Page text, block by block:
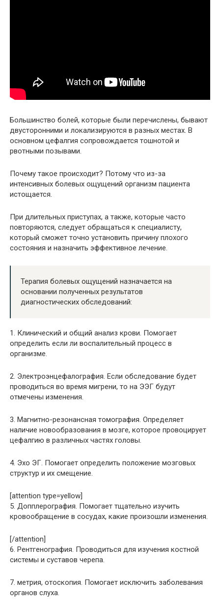
Большинство болей, которые были перечислены, бывают
двусторонними и локализируются в разных местах. В
основном цефалгия сопровождается тошнотой и
рвотными позывами.
Почему такое происходит? Потому что из-за
интенсивных болевых ощущений организм пациента
истощается.
При длительных приступах, а также, которые часто
повторяются, следует обращаться к специалисту,
который сможет точно установить причину плохого
состояния и назначить эффективное лечение.
Терапия болевых ощущений назначается на
основании полученных результатов
диагностических обследований:
1. Клинический и общий анализ крови. Помогает
определить если ли воспалительный процесс в
организме.
2. Электроэнцефалография. Если обследование будет
проводиться во время мигрени, то на ЭЭГ будут
отмечены изменения.
3. Магнитно-резонансная томография. Определяет
наличие новообразования в мозге, которое провоцирует
цефалгию в различных частях головы.
4. Эхо ЭГ. Помогает определить положение мозговых
структур и их смещение.
[attention type=yellow]
5. Допплерография. Помогает тщательно изучить
кровообращение в сосудах, какие произошли изменения.
[/attention]
6. Рентгенография. Проводиться для изучения костной
системы и суставов черепа.
7. метрия, отоскопия. Помогает исключить заболевания
органов слуха.